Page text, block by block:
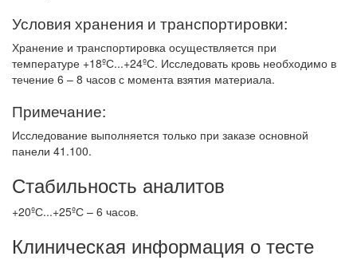
Условия хранения и транспортировки:
Хранение и транспортировка осуществляется при
температуре +18ºС...+24ºС. Исследовать кровь необходимо в
течение 6 – 8 часов с момента взятия материала.
Примечание:
Исследование выполняется только при заказе основной
панели 41.100.
Стабильность аналитов
+20ºС...+25ºС – 6 часов.
Клиническая информация о тесте